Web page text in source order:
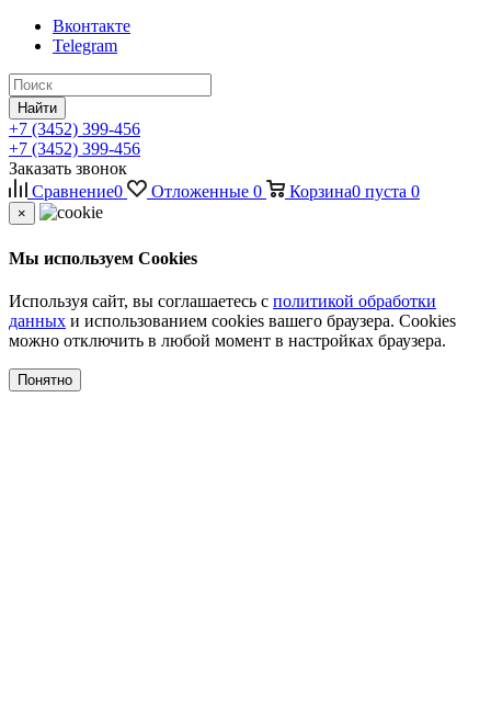
Вконтакте
Telegram
Найти
+7 (3452) 399-456
+7 (3452) 399-456
Заказать звонок
Сравнение0 Отложенные 0 Корзина0 пуста 0
×
Мы используем Cookies
Используя сайт, вы соглашаетесь с политикой обработки
данных и использованием cookies вашего браузера. Cookies
можно отключить в любой момент в настройках браузера.
Понятно